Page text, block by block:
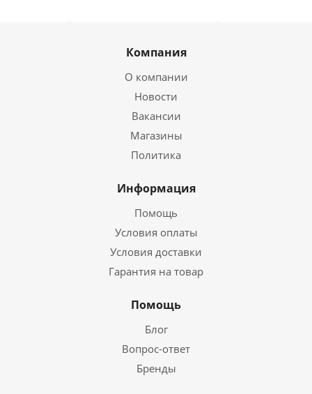
Компания
О компании
Новости
Вакансии
Магазины
Политика
Информация
Помощь
Условия оплаты
Условия доставки
Гарантия на товар
Помощь
Блог
Вопрос-ответ
Бренды